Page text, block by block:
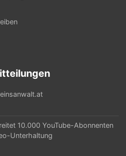
10.000 YouTube-Abonnenten
Unterhaltung